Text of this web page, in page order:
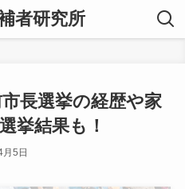
者研究所
長選挙の経歴や家
挙結果も！
5日